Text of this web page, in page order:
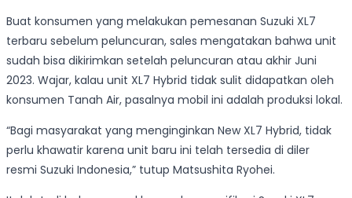
Buat konsumen yang melakukan pemesanan Suzuki XL7
terbaru sebelum peluncuran, sales mengatakan bahwa unit
sudah bisa dikirimkan setelah peluncuran atau akhir Juni
2023. Wajar, kalau unit XL7 Hybrid tidak sulit didapatkan oleh
konsumen Tanah Air, pasalnya mobil ini adalah produksi lokal.
“Bagi masyarakat yang menginginkan New XL7 Hybrid, tidak
perlu khawatir karena unit baru ini telah tersedia di diler
resmi Suzuki Indonesia,” tutup Matsushita Ryohei.